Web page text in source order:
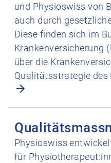
und Physioswiss von
auch durch
Diese finden sich im
Krankenversicherung
über die
Qualitätsstrategie des
Physioswiss
für